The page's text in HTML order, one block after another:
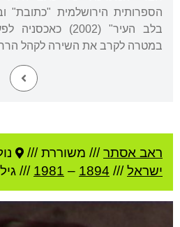
הספרותית הירושלמית "כתובת"
בלב העיר" (2002)
במטרה לקרב את השירה לקהל
ראב אסתר/// משוררת ///
ישראל///
1894
–
1981 /// גיל